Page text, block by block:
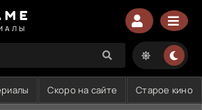
Скоро на сайте Старое кино